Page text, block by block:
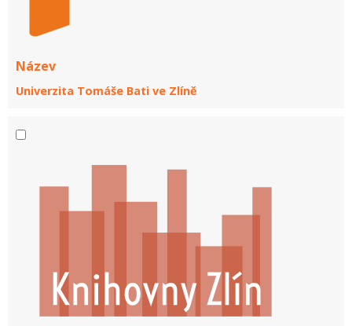
Název
Univerzita Tomáše Bati ve Zlíně